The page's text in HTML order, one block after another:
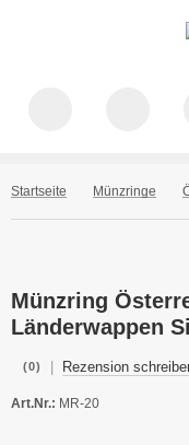
Startseite Münzringe
Münzring
Länderwappen
(0) Rezension
Art.Nr.: MR-20